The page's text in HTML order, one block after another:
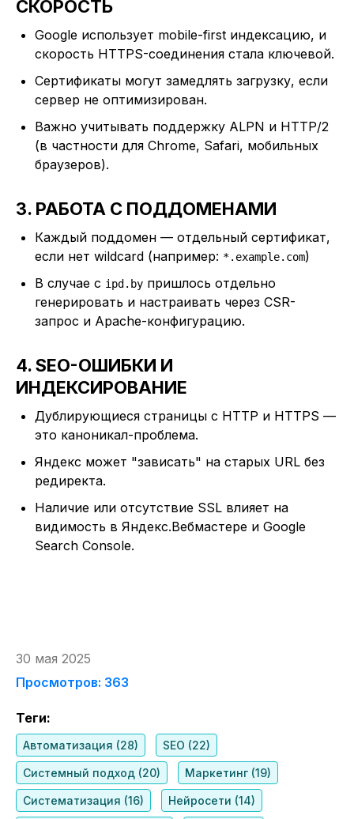
СКОРОСТЬ
Google использует mobile-first индексацию, и
скорость HTTPS-соединения стала ключевой.
Сертификаты могут замедлять загрузку, если
сервер не оптимизирован.
Важно учитывать поддержку ALPN и HTTP/2
(в частности для Chrome, Safari, мобильных
браузеров).
3. РАБОТА С ПОДДОМЕНАМИ
Каждый поддомен — отдельный сертификат,
если нет wildcard (например: *.example.com)
В случае с ipd.by пришлось отдельно
генерировать и настраивать через CSR-
запрос и Apache-конфигурацию.
4. SEO-ОШИБКИ И
ИНДЕКСИРОВАНИЕ
Дублирующиеся страницы с HTTP и HTTPS —
это каноникал-проблема.
Яндекс может "зависать" на старых URL без
редиректа.
Наличие или отсутствие SSL влияет на
видимость в Яндекс.Вебмастере и Google
Search Console.
30 мая 2025
Просмотров: 363
Теги:
Автоматизация (28) SEO (22)
Системный подход (20) Маркетинг (19)
Систематизация (16) Нейросети (14)